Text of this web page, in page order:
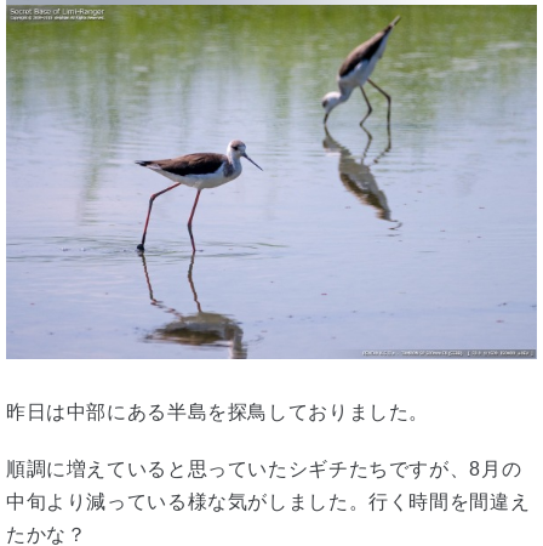
昨日は中部にある半島を探鳥しておりました。
順調に増えていると思っていたシギチたちですが、8月の
中旬より減っている様な気がしました。行く時間を間違え
たかな？